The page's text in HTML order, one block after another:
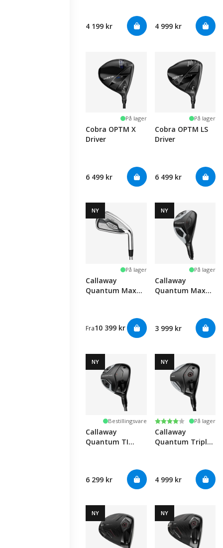
4 199 kr 4 999 kr
På lager
Cobra OPTM X
Driver
6 499 kr
På lager
Cobra OPTM LS
Driver
6 499 kr
NY
På lager
Callaway
Quantum Max
Fra10 399 kr
NY
På lager
Callaway
Quantum Max
3 999 kr
NY
Bestillingsvare
Callaway
Quantum TI
6 299 kr
NY
Karakter:
4.0 av 5 mulige
På lager
Callaway
Quantum Triple
4 999 kr
NY NY